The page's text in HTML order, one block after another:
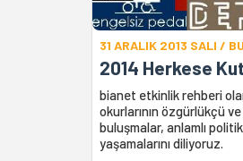
31 ARALIK 2013 SALI /
2014 Herkese
bianet etkinlik rehberi
okurlarının özgürlükçü
buluşmalar, anlamlı
yaşamalarını diliyoruz.